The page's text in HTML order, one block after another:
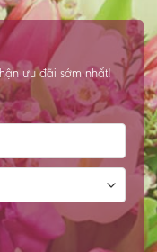
ưu đãi sớm nhất!